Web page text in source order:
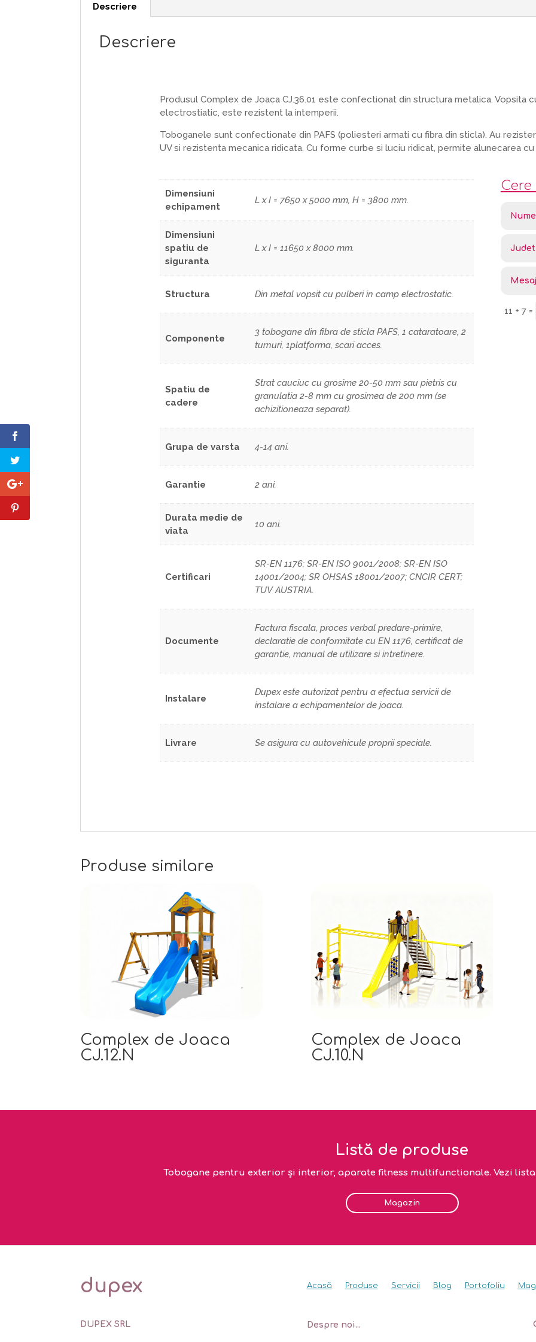
Descriere
Descriere
Produsul Complex de Joaca CJ.36.01 este confectionat din structura metalica. Vopsita
electrostiatic, este rezistent la intemperii.
Toboganele sunt confectionate din PAFS (poliesteri armati cu fibra din sticla). Au
UV si rezistenta mecanica ridicata. Cu forme curbe si luciu ridicat, permite alunecarea cu
Dimensiuni
echipament
L x I = 7650 x 5000 mm, H = 3800 mm.
Dimensiuni
spatiu de
siguranta
L x I = 11650 x 8000 mm.
Structura Din metal vopsit cu pulberi in camp electrostatic.
Componente
3 tobogane din fibra de sticla PAFS, 1 cataratoare, 2
turnuri, 1platforma, scari acces.
Spatiu de
cadere
Strat cauciuc cu grosime 20-50 mm sau pietris cu
granulatia 2-8 mm cu grosimea de 200 mm (se
achizitioneaza separat).
Grupa de varsta 4-14 ani.
Garantie 2 ani.
Durata medie de
viata
10 ani.
Certificari
SR-EN 1176; SR-EN ISO 9001/2008; SR-EN ISO
14001/2004; SR OHSAS 18001/2007; CNCIR CERT;
TUV AUSTRIA.
Documente
Factura fiscala, proces verbal predare-primire,
declaratie de conformitate cu EN 1176, certificat de
garantie, manual de utilizare si intretinere.
Instalare
Dupex este autorizat pentru a efectua servicii de
instalare a echipamentelor de joaca.
Livrare Se asigura cu autovehicule proprii speciale.
Cere
11 + 7 =
Produse similare
Complex de Joaca
CJ.12.N
Complex de Joaca
CJ.10.N
Listă de produse
Tobogane pentru exterior și interior, aparate fitness multifunctionale. Vezi
Magazin
dupex Acasă Produse Servicii Blog Portofoliu
DUPEX SRL Despre noi...